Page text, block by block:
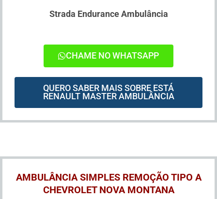
Strada Endurance Ambulância
CHAME NO WHATSAPP
QUERO SABER MAIS SOBRE ESTÁ
RENAULT MASTER AMBULÂNCIA
AMBULÂNCIA SIMPLES REMOÇÃO TIPO A
CHEVROLET NOVA MONTANA